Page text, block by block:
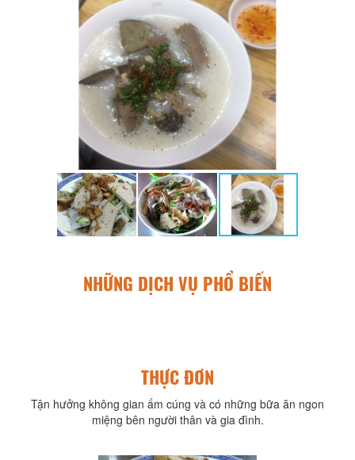
NHỮNG DỊCH VỤ PHỔ BIẾN
THỰC ĐƠN
Tận hưởng không gian ấm cúng và có những bữa ăn ngon
miệng bên người thân và gia đình.